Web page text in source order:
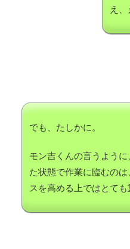
え、
でも、たしかに。
モン吉くんの言うよう
た状態で作業に臨むの
スを高める上ではとても